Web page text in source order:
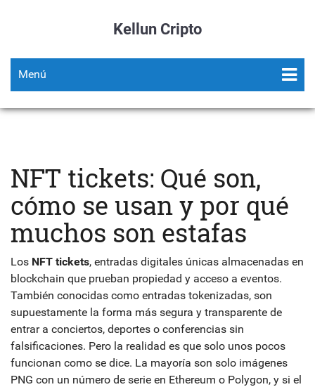
Kellun Cripto
Menú
NFT tickets: Qué son,
cómo se usan y por qué
muchos son estafas
Los NFT tickets, entradas digitales únicas almacenadas en
blockchain que prueban propiedad y acceso a eventos.
También conocidas como entradas tokenizadas, son
supuestamente la forma más segura y transparente de
entrar a conciertos, deportes o conferencias sin
falsificaciones. Pero la realidad es que solo unos pocos
funcionan como se dice. La mayoría son solo imágenes
PNG con un número de serie en Ethereum o Polygon, y si el